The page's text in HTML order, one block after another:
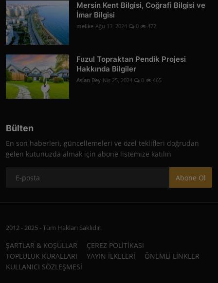
Mersin Kent Bilgisi, Coğrafi Bilgisi ve
İmar Bilgisi
melike Ağu 13, 2024 0 472
Fuzul Topraktan Pendik Projesi
Hakkında Bilgiler
Aslan Bey Nis 25, 2024 0 465
Bülten
En son haberleri, güncellemeleri ve özel teklifleri doğrudan
gelen kutunuzda almak için abone listemize katılın
Abone Ol
2012 - 2025 - Tüm Hakları Saklıdır.
ŞARTLAR & KOŞULLAR
ÇEREZ POLİTİKASI
TOPLULUK KURALLARI
YAYIN İLKELERİ
ÖNEMLİ LİNKLER
KULLANICI SÖZLEŞMESİ